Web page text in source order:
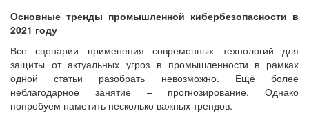
Основные тренды промышленной кибербезопасности в
2021 году
Все сценарии применения современных технологий для
защиты от актуальных угроз в промышленности в рамках
одной статьи разобрать невозможно. Ещё более
неблагодарное занятие – прогнозирование. Однако
попробуем наметить несколько важных трендов.